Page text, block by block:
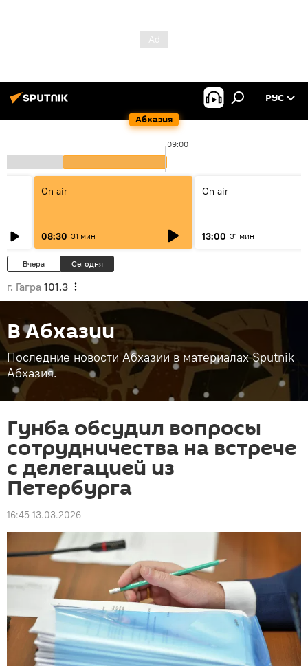
Абхазия
РУС
09:00
On air
08:30 31 мин
On air
13:00 31 мин
Вчера Сегодня
г. Гагра 101.3
В Абхазии
Последние новости Абхазии в материалах Sputnik
Абхазия.
Гунба обсудил вопросы
сотрудничества на встрече
с делегацией из
Петербурга
16:45 13.03.2026